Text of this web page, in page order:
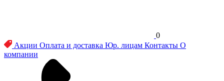
0
Акции Оплата и доставка Юр. лицам Контакты О
компании